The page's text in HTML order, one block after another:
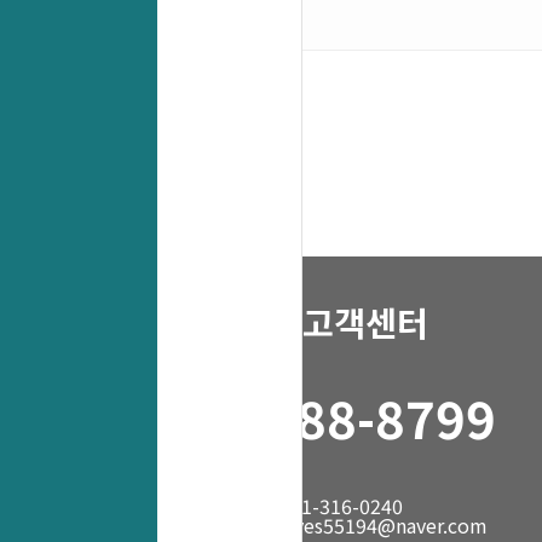
고객센터
1688-8799
fax. 031-316-0240
mail. yes55194@naver.com